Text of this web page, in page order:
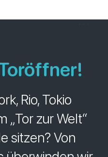
!
Rio, Tokio
„Tor zur Welt“
sitzen? Von